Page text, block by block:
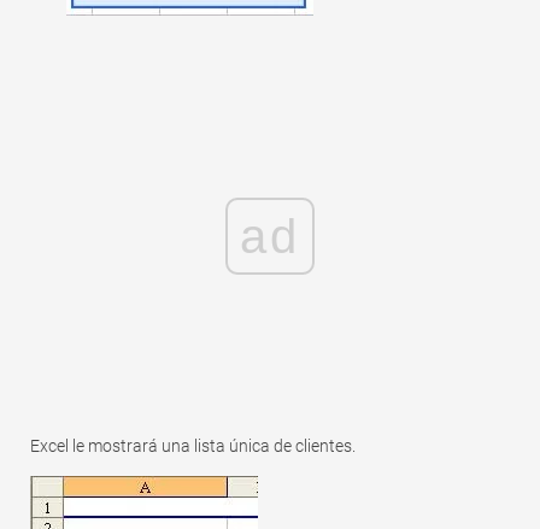
ad
Excel le mostrará una lista única de clientes.